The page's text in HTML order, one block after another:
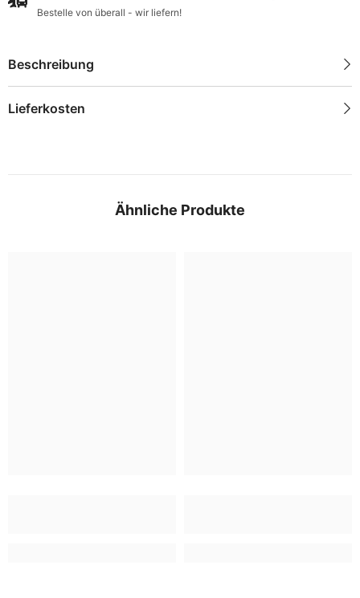
Bestelle von überall - wir liefern!
Beschreibung
Lieferkosten
Ähnliche Produkte